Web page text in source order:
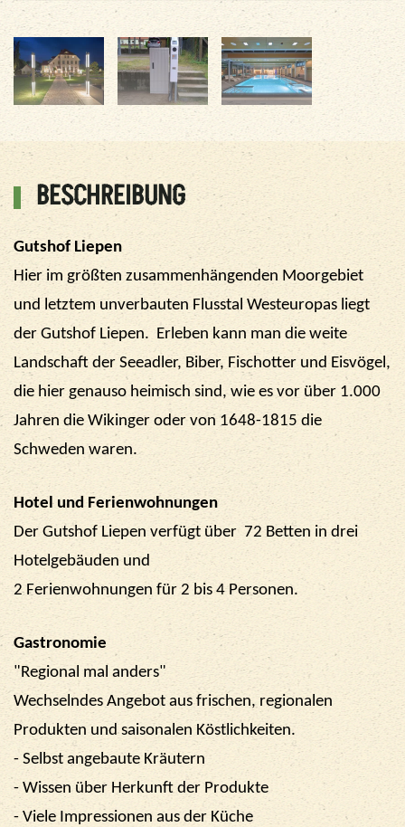
BESCHREIBUNG
Gutshof Liepen
Hier im größten zusammenhängenden Moorgebiet
und letztem unverbauten Flusstal Westeuropas liegt
der Gutshof Liepen. Erleben kann man die weite
Landschaft der Seeadler, Biber, Fischotter und Eisvögel,
die hier genauso heimisch sind, wie es vor über 1.000
Jahren die Wikinger oder von 1648-1815 die
Schweden waren.
Hotel und Ferienwohnungen
Der Gutshof Liepen verfügt über 72 Betten in drei
Hotelgebäuden und
2 Ferienwohnungen für 2 bis 4 Personen.
Gastronomie
"Regional mal anders"
Wechselndes Angebot aus frischen, regionalen
Produkten und saisonalen Köstlichkeiten.
- Selbst angebaute Kräutern
- Wissen über Herkunft der Produkte
- Viele Impressionen aus der Küche